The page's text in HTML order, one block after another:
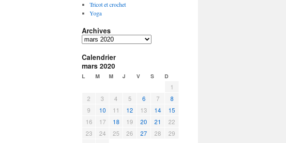
Tricot et crochet
Yoga
Archives
A
c
h
i
Calendrier
mars 2020
L M M J V S D
1
2
3 4 5 6 7
8
9
10 11 12 13 14
15
16
17 18 19 20 21
22
23
24 25 26 27 28
29